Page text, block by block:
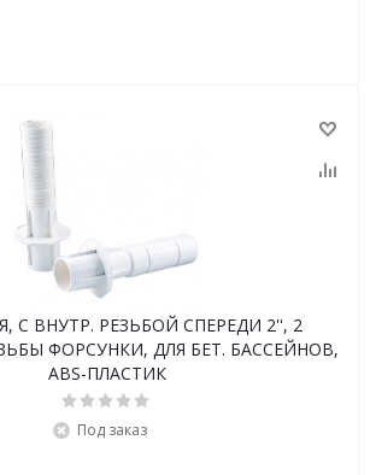
С ВНУТР. РЕЗЬБОЙ СПЕРЕДИ 2'', 2
ФОРСУНКИ, ДЛЯ БЕТ. БАССЕЙНОВ,
ABS-ПЛАСТИК
Под заказ